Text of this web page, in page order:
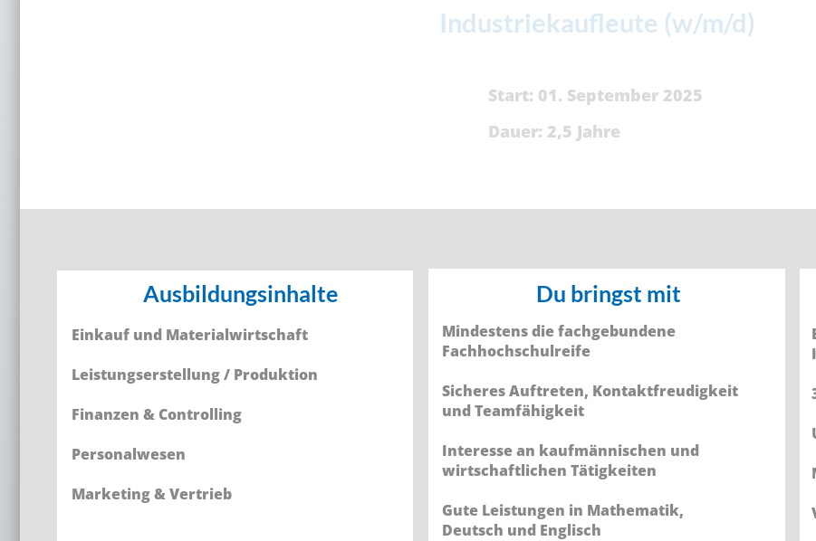
Industriekaufleute (w/m/d)
Start: 01. September 2025
Dauer: 2,5 Jahre
Du bringst mit
Einkauf und Materialwirtschaft
Leistungserstellung / Produktion
Finanzen & Controlling
Personalwesen
Marketing & Vertrieb
Ausbildungsinhalte
Mindestens die fachgebundene
Fachhochschulreife
Sicheres Auftreten, Kontaktfreudigkeit
und Teamfähigkeit
Interesse an kaufmännischen und
wirtschaftlichen Tätigkeiten
Gute Leistungen in Mathematik,
Deutsch und Englisch